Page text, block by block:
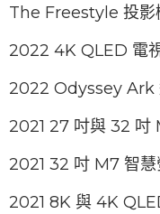
The Freestyle 投影
2022 4K QLED 電
2022 Odyssey Ark
2021 27 吋與 32 吋
2021 32 吋 M7 智慧
2021 8K 與 4K